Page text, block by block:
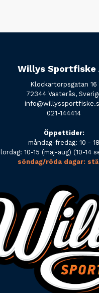
Willys Sportfiske
Klockartorpsgatan 16
72344 Västerås,
021-144414
Öppettider:
måndag-fredag: 10 - 18
lördag: 10-15 (maj-aug) (10-14
söndag/röda dagar: